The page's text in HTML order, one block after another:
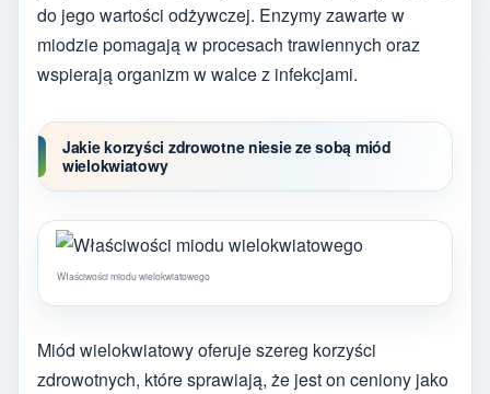
do jego wartości odżywczej. Enzymy zawarte w
miodzie pomagają w procesach trawiennych oraz
wspierają organizm w walce z infekcjami.
Jakie korzyści zdrowotne niesie ze sobą miód
wielokwiatowy
Właściwości miodu wielokwiatowego
Miód wielokwiatowy oferuje szereg korzyści
zdrowotnych, które sprawiają, że jest on ceniony jako